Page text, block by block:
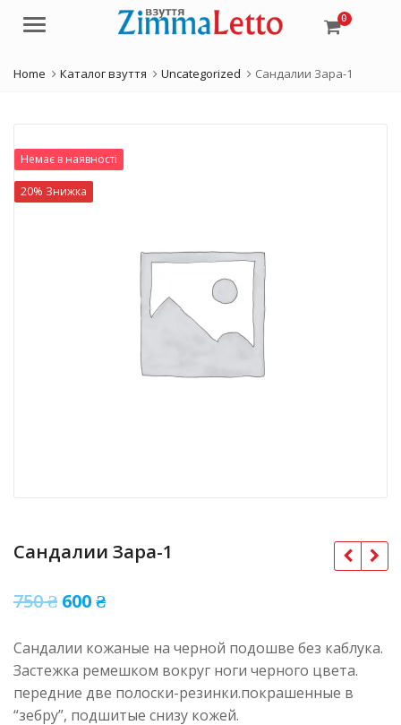
Menu 0
Home Каталог взуття Uncategorized Сандалии Зара-1
Немає в наявності
20% Знижка
Сандалии Зара-1
750₴ Оригінальна
750 ₴.
600₴Поточна
600 ₴.
Сандалии кожаные на черной подошве без каблука.
Застежка ремешком вокруг ноги черного цвета.
передние две полоски-резинки.покрашенные в
“зебру”, подшитые снизу кожей.